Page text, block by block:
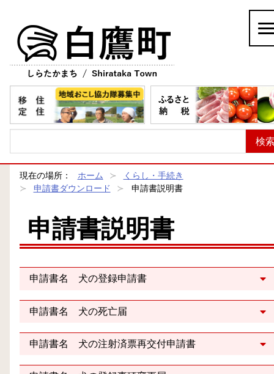
現在の場所： ホーム
くらし・手続き
申請書ダウンロード
申請書説明書
申請書説明書
申請書名 犬の登録申請書
申請書名 犬の死亡届
申請書名 犬の注射済票再交付申請書